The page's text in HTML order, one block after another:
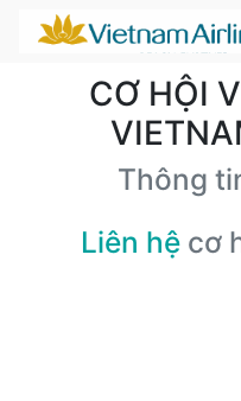
CƠ HỘI
Thông
Liên hệ cơ